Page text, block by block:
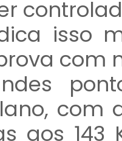
isso
com
com
aos 143